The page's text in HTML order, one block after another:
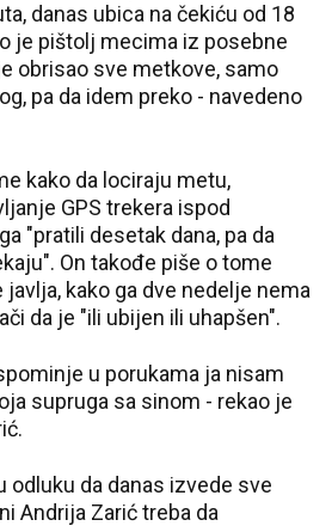
danas ubica na čekiću od 18
je pištolj mecima iz posebne
obrisao sve metkove, samo
pa da idem preko - navedeno
kako da lociraju metu,
GPS trekera ispod
"pratili desetak dana, pa da
On takođe piše o tome
kako ga dve nedelje nema
da je "ili ubijen ili uhapšen".
u porukama ja nisam
supruga sa sinom - rekao je
odluku da danas izvede sve
Andrija Zarić treba da